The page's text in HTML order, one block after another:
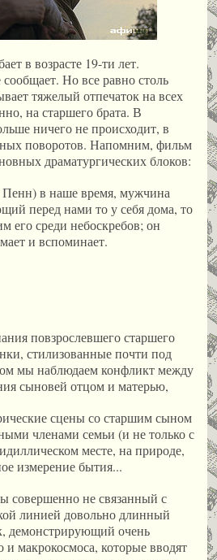
в возрасте 19-ти лет.
Но все равно столь
тяжелый отпечаток на всех
на старшего брата. В
ничего не происходит, в
поворотов. Напомним, фильм
драматургических блоков:
в наше время, мужчина
перед нами то у себя дома, то
его среди небоскребов; он
и вспоминает.
повзрослевшего старшего
стилизованные почти под
мы наблюдаем конфликт между
сыновей отцом и матерью,
сцены со старшим сыном
членами семьи (и не только с
месте, на природе,
измерение бытия...
совершенно не связанный с
линией довольно длинный
демонстрирующий очень
макрокосмоса, которые вводят